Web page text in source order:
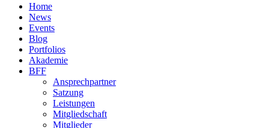
Home
News
Events
Blog
Portfolios
Akademie
BFF
Ansprechpartner
Satzung
Leistungen
Mitgliedschaft
Mitglieder